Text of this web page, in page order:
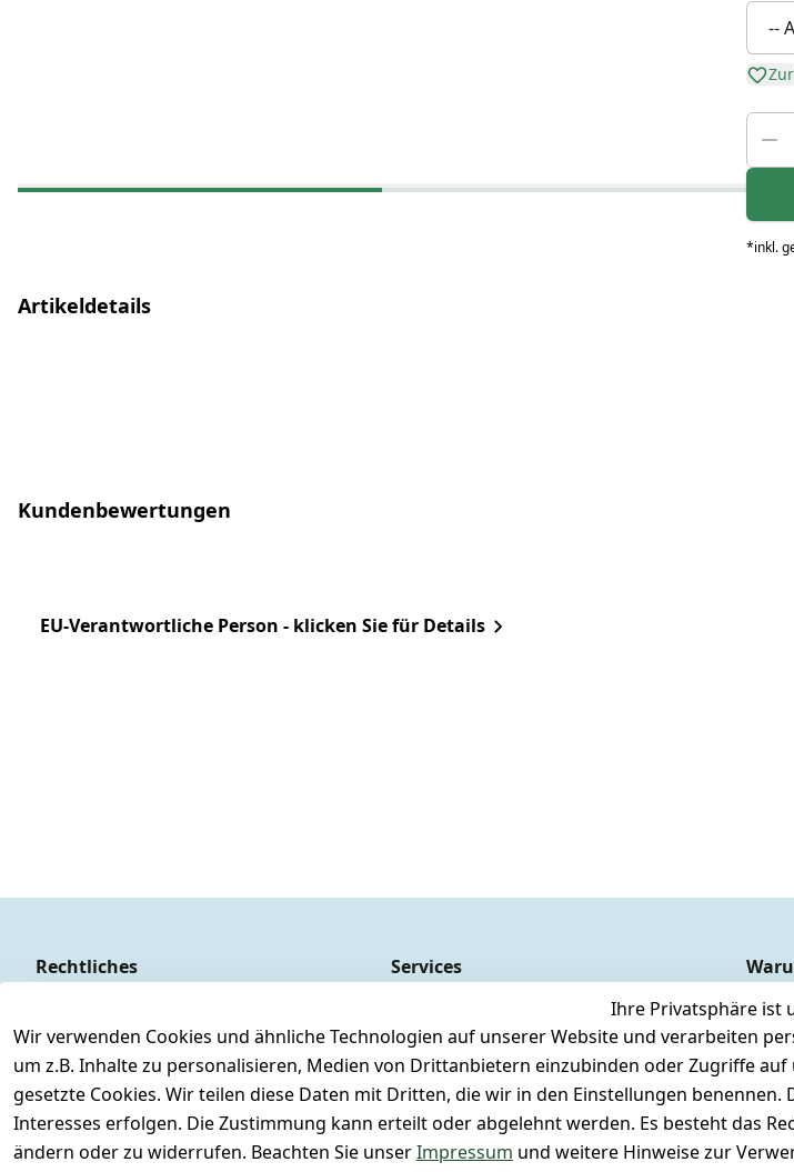
*inkl.
Artikeldetails
Kundenbewertungen
EU-Verantwortliche Person - klicken Sie für Details
Ihre Privatsphäre ist
Wir verwenden Cookies und ähnliche Technologien auf unserer Website und verarbeiten
um z.B. Inhalte zu personalisieren, Medien von Drittanbietern einzubinden oder Zugriffe
gesetzte Cookies. Wir teilen diese Daten mit Dritten, die wir in den Einstellungen
Interesses erfolgen. Die Zustimmung kann erteilt oder abgelehnt werden. Es besteht das
ändern oder zu widerrufen. Beachten Sie unserImpressum und weitere Hinweise zur
Rechtliches
Impressum
Datenschutzerklärung
Barrierefreiheitserklärung
Widerrufsrecht
Services
Registrieren
Versand & Versandkosten
Retoure & Rücksendung
Rücksendeetikett drucken (Inland)
FAQs - Häufig gestellte Fragen
24/7
+
+ 60